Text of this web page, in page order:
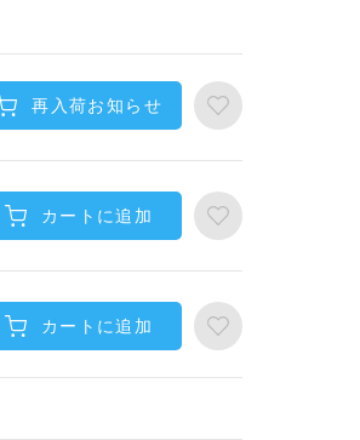
再入荷お知らせ
カートに追加
カートに追加